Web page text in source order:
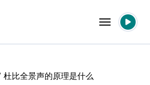
杜比全景声的原理是什么